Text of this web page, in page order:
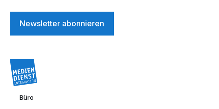
Newsletter abonnieren
Büro